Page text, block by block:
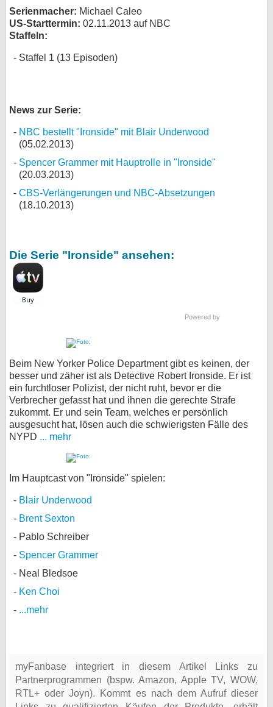
Serienmacher: Michael Caleo
US-Starttermin: 02.11.2013 auf NBC
Staffeln:
Staffel 1 (13 Episoden)
News zur Serie:
NBC bestellt "Ironside" mit Blair Underwood
(05.02.2013)
Spencer Grammer mit Hauptrolle in "Ironside"
(20.03.2013)
CBS-Verlängerungen und NBC-Absetzungen
(18.10.2013)
Die Serie "Ironside" ansehen:
Powered by
Beim New Yorker Police Department gibt es keinen, der
besser und zäher ist als Detective Robert Ironside. Er ist
ein furchtloser Polizist, der nicht ruht, bevor er die
Verbrecher gefasst hat und ihnen die gerechte Strafe
zukommt. Er und sein Team, welches er persönlich
ausgesucht hat, lösen auch die schwierigsten Fälle des
NYPD ... mehr
Im Hauptcast von "Ironside" spielen:
Blair Underwood
Brent Sexton
Pablo Schreiber
Spencer Grammer
Neal Bledsoe
Ken Choi
...mehr
myFanbase integriert in diesem Artikel Links zu
Partnerprogrammen (bspw. Amazon, Apple TV, WOW,
RTL+ oder Joyn). Kommt es nach dem Aufruf dieser
Datenschutz